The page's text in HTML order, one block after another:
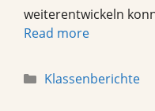
weiterentwickeln
Read more
Categories
Klassenberichte